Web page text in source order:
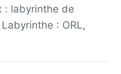
: labyrinthe de
: ORL,